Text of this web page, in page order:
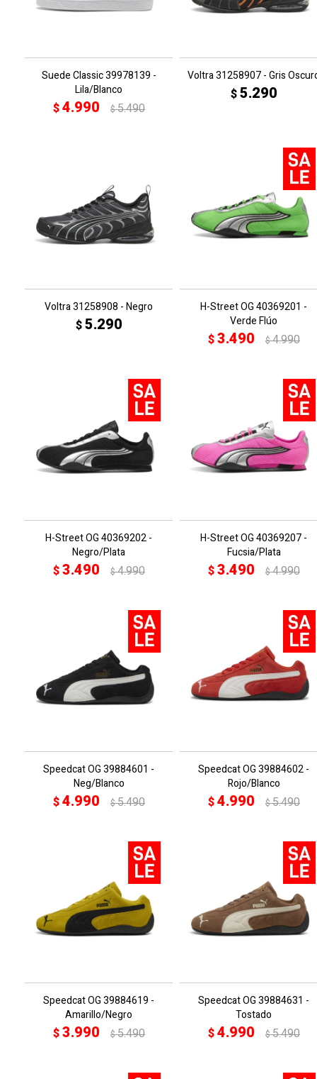
Suede Classic 39978139 -
Lila/Blanco
$4.990 $5.490
Voltra 31258907 - Gris
$5.290
Voltra 31258908 - Negro
$5.290
H-Street OG 40369201 -
Verde Flúo
$3.490 $4.990
H-Street OG 40369202 -
Negro/Plata
$3.490 $4.990
H-Street OG 40369207 -
Fucsia/Plata
$3.490 $4.990
Speedcat OG 39884601 -
Neg/Blanco
$4.990 $5.490
Speedcat OG 39884602 -
Rojo/Blanco
$4.990 $5.490
Speedcat OG 39884619 -
Amarillo/Negro
$3.990 $5.490
Speedcat OG 39884631 -
Tostado
$4.990 $5.490